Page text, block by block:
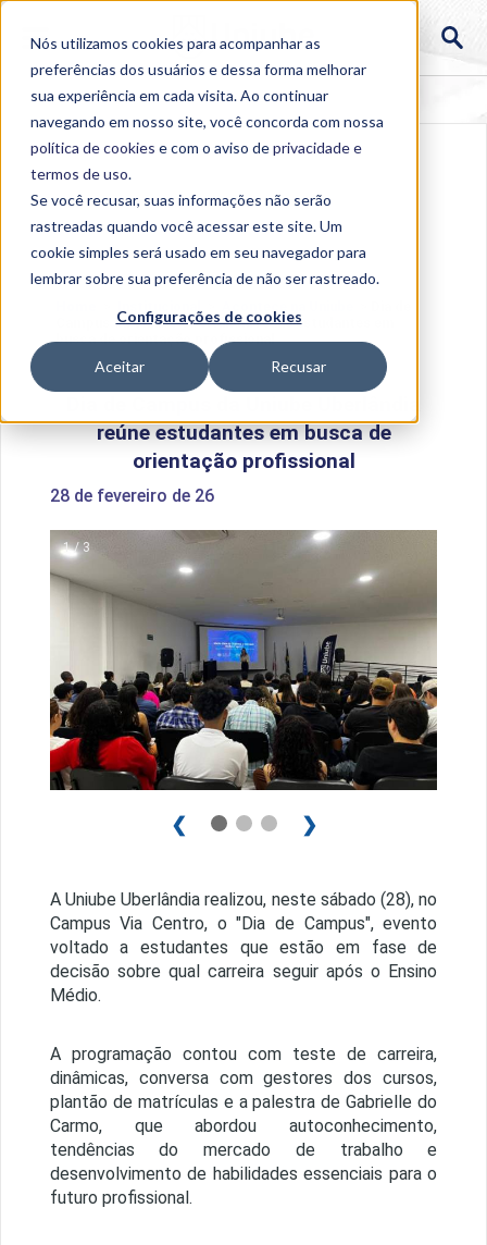
Nós utilizamos cookies para acompanhar as
preferências dos usuários e dessa forma melhorar
sua experiência em cada visita. Ao continuar
navegando em nosso site, você concorda com nossa
política de cookies e com o aviso deprivacidade e
termos de uso.
Se você recusar, suas informações não serão
rastreadas quando você acessar este site. Um
cookie simples será usado em seu navegador para
lembrar sobre sua preferência de não ser rastreado.
Configurações de cookies
Aceitar Recusar
Campus da Uniube Uberlândia reúne estudantes em
busca de orientação profissional
reúne estudantes em busca de
orientação profissional
28 de fevereiro de 26
1 / 3
❮ ❯
A Uniube Uberlândia realizou, neste sábado (28), no
Campus Via Centro, o "Dia de Campus", evento
voltado a estudantes que estão em fase de
decisão sobre qual carreira seguir após o Ensino
Médio.
A programação contou com teste de carreira,
dinâmicas, conversa com gestores dos cursos,
plantão de matrículas e a palestra de Gabrielle do
Carmo, que abordou autoconhecimento,
tendências do mercado de trabalho e
desenvolvimento de habilidades essenciais para o
futuro profissional.